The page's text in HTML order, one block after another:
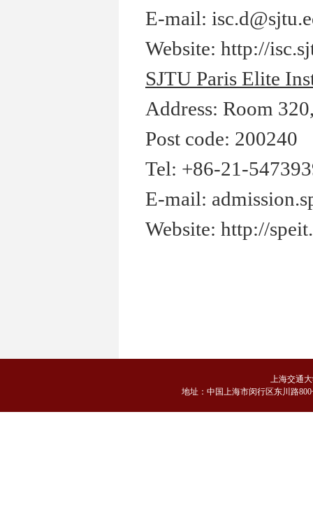
E-mail:
Website: http://
SJTU Paris Elite
Address: Room
Post code: 200240
Tel: +86-21-
E-mail:
Website: http://
上海交通
地址：中国上海市闵行区东川路